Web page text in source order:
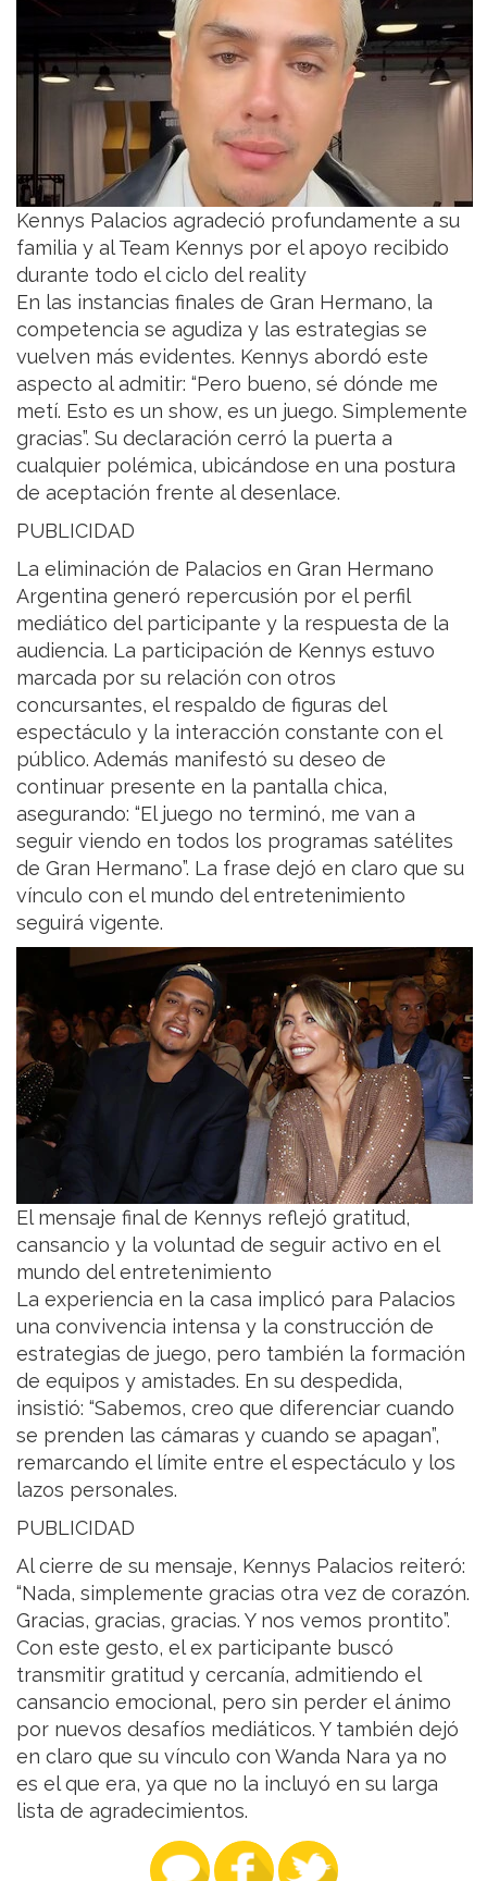
Kennys Palacios agradeció profundamente a su
familia y al Team Kennys por el apoyo recibido
durante todo el ciclo del reality
En las instancias finales de Gran Hermano, la
competencia se agudiza y las estrategias se
vuelven más evidentes. Kennys abordó este
aspecto al admitir: “Pero bueno, sé dónde me
metí. Esto es un show, es un juego. Simplemente
gracias”. Su declaración cerró la puerta a
cualquier polémica, ubicándose en una postura
de aceptación frente al desenlace.
PUBLICIDAD
La eliminación de Palacios en Gran Hermano
Argentina generó repercusión por el perfil
mediático del participante y la respuesta de la
audiencia. La participación de Kennys estuvo
marcada por su relación con otros
concursantes, el respaldo de figuras del
espectáculo y la interacción constante con el
público. Además manifestó su deseo de
continuar presente en la pantalla chica,
asegurando: “El juego no terminó, me van a
seguir viendo en todos los programas satélites
de Gran Hermano”. La frase dejó en claro que su
vínculo con el mundo del entretenimiento
seguirá vigente.
El mensaje final de Kennys reflejó gratitud,
cansancio y la voluntad de seguir activo en el
mundo del entretenimiento
La experiencia en la casa implicó para Palacios
una convivencia intensa y la construcción de
estrategias de juego, pero también la formación
de equipos y amistades. En su despedida,
insistió: “Sabemos, creo que diferenciar cuando
se prenden las cámaras y cuando se apagan”,
remarcando el límite entre el espectáculo y los
lazos personales.
PUBLICIDAD
Al cierre de su mensaje, Kennys Palacios reiteró:
“Nada, simplemente gracias otra vez de corazón.
Gracias, gracias, gracias. Y nos vemos prontito”.
Con este gesto, el ex participante buscó
transmitir gratitud y cercanía, admitiendo el
cansancio emocional, pero sin perder el ánimo
por nuevos desafíos mediáticos. Y también dejó
en claro que su vínculo con Wanda Nara ya no
es el que era, ya que no la incluyó en su larga
lista de agradecimientos.